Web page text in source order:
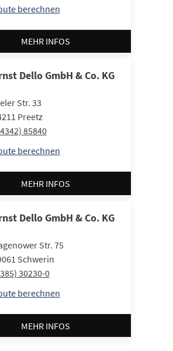
berechnen
MEHR INFOS
Dello GmbH & Co. KG
Str. 33
Preetz
85840
berechnen
MEHR INFOS
Dello GmbH & Co. KG
Str. 75
Schwerin
30230-0
berechnen
MEHR INFOS